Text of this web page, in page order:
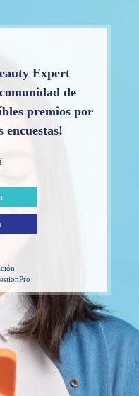
Expert
de
premios por
encuestas!